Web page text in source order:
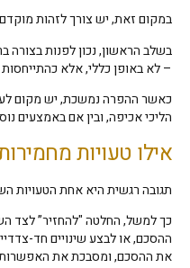
במקום זאת, יש צורך לזהות
בשלב הראשון, נכון לפנות בצורה
– לא באופן כללי, אלא
כאשר ההפרה נמשכת, יש מקום
הליכי אכיפה, ובין אם באמצעים
אילו טעויות
תגובה רגשית היא אחת הטעויות
כך למשל, החלטה "להחזיר” לצד
ההסכם, או לבצע שינויים חד-
את ההסכם, ומסבכת את האפשרות